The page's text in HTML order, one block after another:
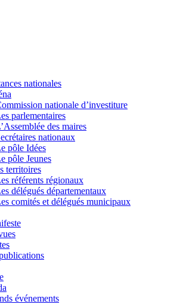
nationales
nationale d’investiture
parlementaires
des maires
nationaux
pôle Idées
pôle Jeunes
territoires
référents régionaux
délégués départementaux
comités et délégués municipaux
événements